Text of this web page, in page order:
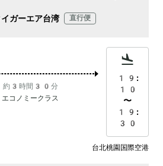
イガーエア台湾 直行便
約3時間30分
エコノミークラス
19:
10
〜
19:
30
台北桃園国際空港